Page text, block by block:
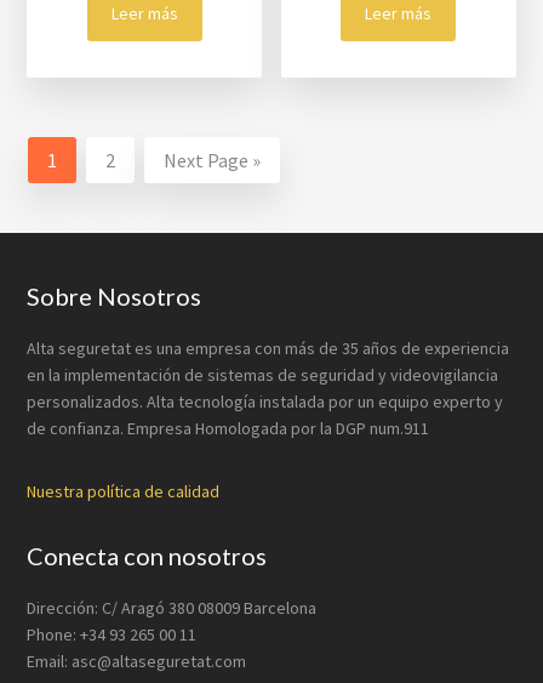
Leer más Leer más
1 2 Next Page »
Footer
Sobre Nosotros
Alta seguretat es una empresa con más de 35 años de experiencia
en la implementación de sistemas de seguridad y videovigilancia
personalizados. Alta tecnología instalada por un equipo experto y
de confianza. Empresa Homologada por la DGP num.911
Nuestra política de calidad
Conecta con nosotros
Dirección: C/ Aragó 380 08009 Barcelona
Phone: +34 93 265 00 11
Email: asc@altaseguretat.com